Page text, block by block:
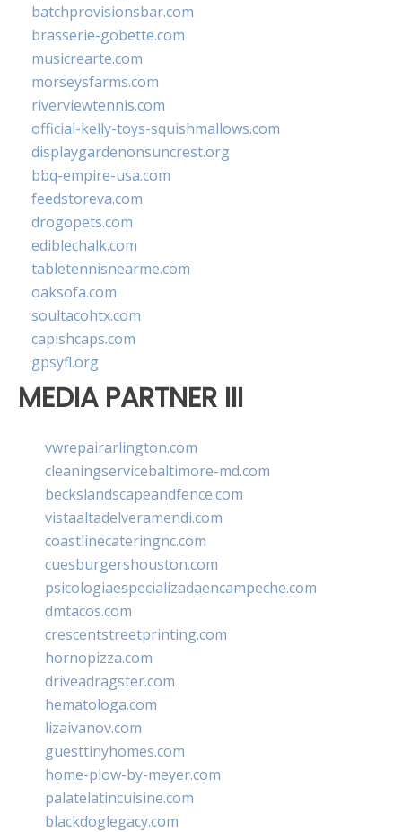
batchprovisionsbar.com
brasserie-gobette.com
musicrearte.com
morseysfarms.com
riverviewtennis.com
official-kelly-toys-squishmallows.com
displaygardenonsuncrest.org
bbq-empire-usa.com
feedstoreva.com
drogopets.com
ediblechalk.com
tabletennisnearme.com
oaksofa.com
soultacohtx.com
capishcaps.com
gpsyfl.org
MEDIA PARTNER III
vwrepairarlington.com
cleaningservicebaltimore-md.com
beckslandscapeandfence.com
vistaaltadelveramendi.com
coastlinecateringnc.com
cuesburgershouston.com
psicologiaespecializadaencampeche.com
dmtacos.com
crescentstreetprinting.com
hornopizza.com
driveadragster.com
hematologa.com
lizaivanov.com
guesttinyhomes.com
home-plow-by-meyer.com
palatelatincuisine.com
blackdoglegacy.com